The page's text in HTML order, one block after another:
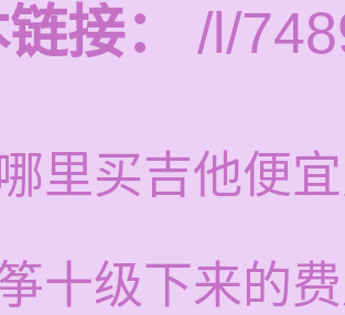
接：
/l/
里买吉他便
十级下来的